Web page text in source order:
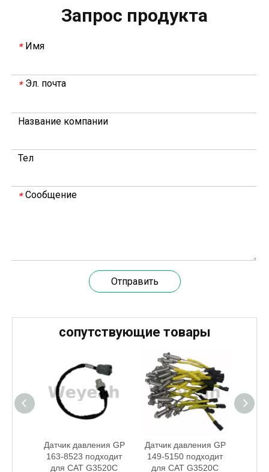
В 2023 году Weyeah power провела важную ежегодную встречу в середине года в международном отеле Шичжоу в г. Энши.
В совещании, которое провели руководители
20 марта 2024 года технический директор
Запрос продукта
* Имя
* Эл. почта
Название компании
Тел
* Сообщение
Отправить
сопутствующие товары
Датчик давления GP
163-8523 подходит
для CAT G3520C
Датчик давления GP
149-5150 подходит
для CAT G3520C